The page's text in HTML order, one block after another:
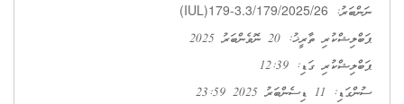
ނަންބަރު: (IUL)179-3.3/179/2025/26
ޕަބްލިޝްކުރި ތާރީޚު: 20 ނޮވެންބަރު 2025
ޕަބްލިޝްކުރި ގަޑި: 12:39
ސުންގަޑި: 11 ޑިސެންބަރު 2025 23:59